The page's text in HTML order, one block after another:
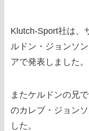
Klutch-Sport社は、
ルドン・ジョンソ
アで発表しました。
またケルドンの兄
のカレブ・ジョン
した。